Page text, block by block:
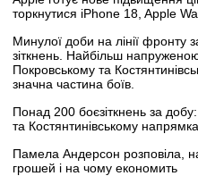
торкнутися iPhone 18, Apple
Минулої доби на лінії фронту
зіткнень. Найбільш
Покровському та
значна частина боїв.
Понад 200 боєзіткнень за
та Костянтинівському
Памела Андерсон розповіла,
грошей і на чому економить